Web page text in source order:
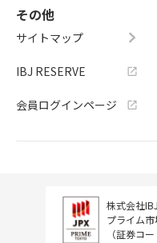
その他
サイトマップ
IBJ RESERVE
会員ログインページ
株式会社
プライム市
（証券コ